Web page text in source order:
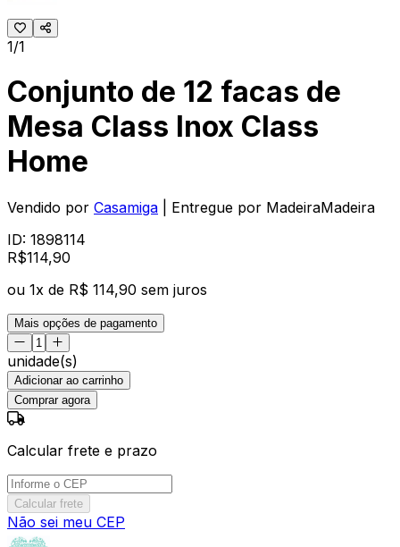
1/1
Conjunto de 12 facas de
Mesa Class Inox Class
Home
Vendido por Casamiga | Entregue por MadeiraMadeira
ID: 1898114
R$114,90
ou 1x de R$ 114,90 sem juros
Mais opções de pagamento
unidade(s)
Adicionar ao carrinho
Comprar agora
Calcular frete e prazo
Calcular frete
Não sei meu CEP